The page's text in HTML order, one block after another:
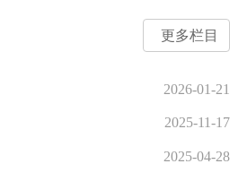
更多栏目
2026-01-21
2025-11-17
2025-04-28